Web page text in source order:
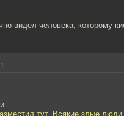
видел человека, которому
тут. Всякие злые люди